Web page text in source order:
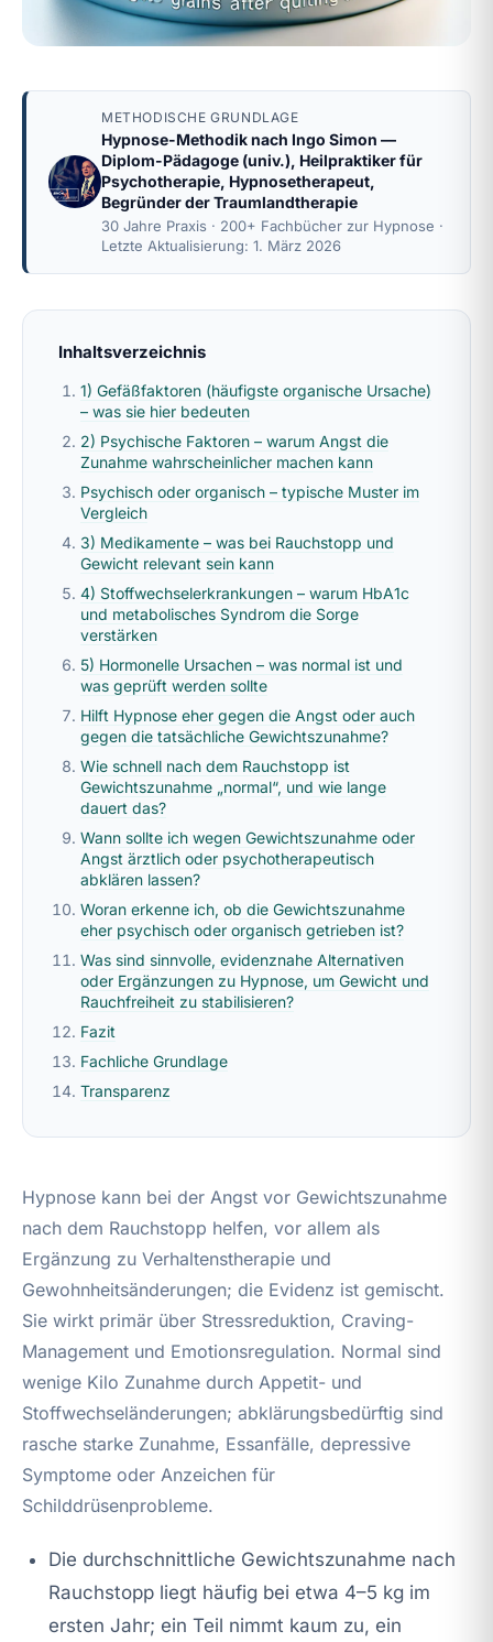
METHODISCHE GRUNDLAGE
Hypnose-Methodik nach Ingo Simon —
Diplom-Pädagoge (univ.), Heilpraktiker für
Psychotherapie, Hypnosetherapeut,
Begründer der Traumlandtherapie
30 Jahre Praxis · 200+ Fachbücher zur Hypnose ·
Letzte Aktualisierung: 1. März 2026
Inhaltsverzeichnis
1) Gefäßfaktoren (häufigste organische Ursache)
– was sie hier bedeuten
2) Psychische Faktoren – warum Angst die
Zunahme wahrscheinlicher machen kann
Psychisch oder organisch – typische Muster im
Vergleich
3) Medikamente – was bei Rauchstopp und
Gewicht relevant sein kann
4) Stoffwechselerkrankungen – warum HbA1c
und metabolisches Syndrom die Sorge
verstärken
5) Hormonelle Ursachen – was normal ist und
was geprüft werden sollte
Hilft Hypnose eher gegen die Angst oder auch
gegen die tatsächliche Gewichtszunahme?
Wie schnell nach dem Rauchstopp ist
Gewichtszunahme „normal“, und wie lange
dauert das?
Wann sollte ich wegen Gewichtszunahme oder
Angst ärztlich oder psychotherapeutisch
abklären lassen?
Woran erkenne ich, ob die Gewichtszunahme
eher psychisch oder organisch getrieben ist?
Was sind sinnvolle, evidenznahe Alternativen
oder Ergänzungen zu Hypnose, um Gewicht und
Rauchfreiheit zu stabilisieren?
Fazit
Fachliche Grundlage
Transparenz
Hypnose kann bei der Angst vor Gewichtszunahme
nach dem Rauchstopp helfen, vor allem als
Ergänzung zu Verhaltenstherapie und
Gewohnheitsänderungen; die Evidenz ist gemischt.
Sie wirkt primär über Stressreduktion, Craving-
Management und Emotionsregulation. Normal sind
wenige Kilo Zunahme durch Appetit- und
Stoffwechseländerungen; abklärungsbedürftig sind
rasche starke Zunahme, Essanfälle, depressive
Symptome oder Anzeichen für
Schilddrüsenprobleme.
Die durchschnittliche Gewichtszunahme nach
Rauchstopp liegt häufig bei etwa 4–5 kg im
ersten Jahr; ein Teil nimmt kaum zu, ein